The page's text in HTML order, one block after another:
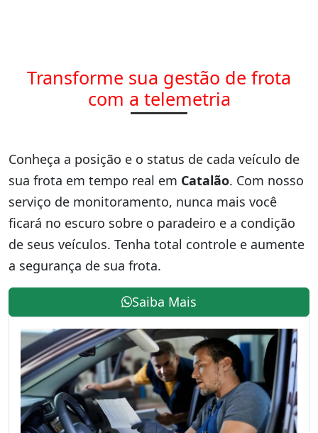
Transforme sua gestão de frota
com a telemetria
Conheça a posição e o status de cada veículo de
sua frota em tempo real em Catalão. Com nosso
serviço de monitoramento, nunca mais você
ficará no escuro sobre o paradeiro e a condição
de seus veículos. Tenha total controle e aumente
a segurança de sua frota.
Saiba Mais